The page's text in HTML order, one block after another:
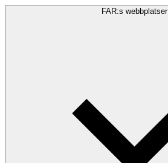
FAR:s webbplatser